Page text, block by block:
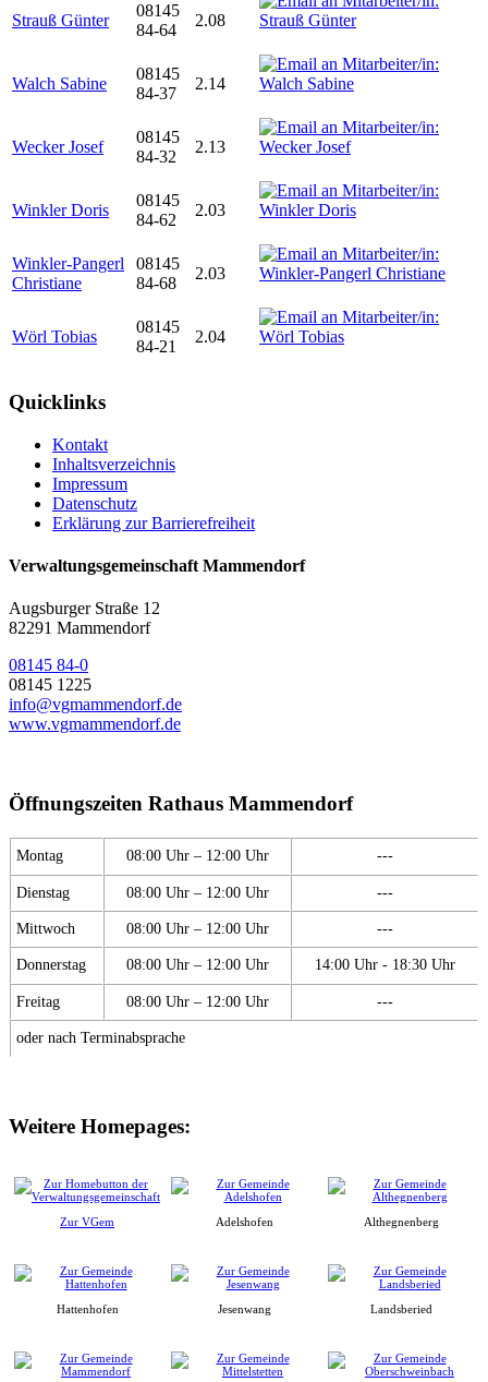
Strauß Günter
08145
84-64
2.08
Walch Sabine
08145
84-37
2.14
Wecker Josef
08145
84-32
2.13
Winkler Doris
08145
84-62
2.03
Winkler-Pangerl
Christiane
08145
84-68
2.03
Wörl Tobias
08145
84-21
2.04
Quicklinks
Kontakt
Inhaltsverzeichnis
Impressum
Datenschutz
Erklärung zur Barrierefreiheit
Verwaltungsgemeinschaft Mammendorf
Augsburger Straße 12
82291 Mammendorf
08145 84-0
08145 1225
info@vgmammendorf.de
www.vgmammendorf.de
Öffnungszeiten Rathaus Mammendorf
Montag 08:00 Uhr – 12:00 Uhr ---
Dienstag 08:00 Uhr – 12:00 Uhr ---
Mittwoch 08:00 Uhr – 12:00 Uhr ---
Donnerstag 08:00 Uhr – 12:00 Uhr 14:00 Uhr - 18:30 Uhr
Freitag 08:00 Uhr – 12:00 Uhr ---
oder nach Terminabsprache
Weitere Homepages:
Zur VGem Adelshofen Althegnenberg
Hattenhofen Jesenwang Landsberied